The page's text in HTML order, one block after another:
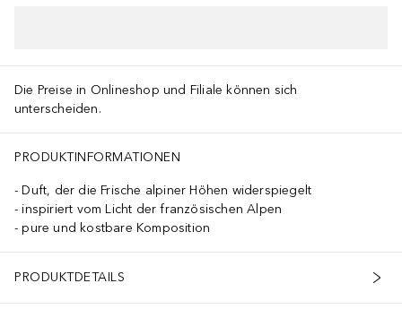
Die Preise in Onlineshop und Filiale können sich
unterscheiden.
PRODUKTINFORMATIONEN
Duft, der die Frische alpiner Höhen widerspiegelt
inspiriert vom Licht der französischen Alpen
pure und kostbare Komposition
PRODUKTDETAILS